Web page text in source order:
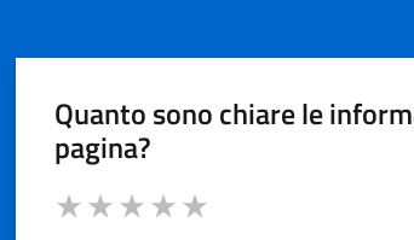
Quanto sono chiare le
pagina?
Valuta da 1 a 5 stelle la pagina